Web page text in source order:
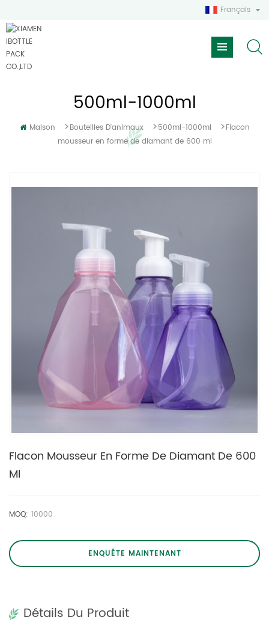
Français
500ml-1000ml
Maison >Bouteilles D'animaux >500ml-1000ml >Flacon
mousseur en forme de diamant de 600 ml
Flacon Mousseur En Forme De Diamant De 600
Ml
MOQ: 10000
ENQUÊTE MAINTENANT
Détails Du Produit